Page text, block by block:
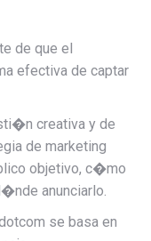
de que el
efectiva de captar
creativa y de
de marketing
objetivo, c�mo
anunciarlo.
se basa en